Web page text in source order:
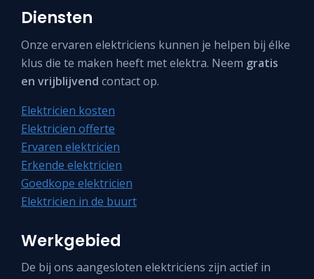
Diensten
Onze ervaren elektriciens kunnen je helpen bij élke
klus die te maken heeft met elektra. Neem gratis
en vrijblijvend contact op.
Elektricien kosten
Elektricien offerte
Ervaren elektricien
Erkende elektricien
Goedkope elektricien
Elektricien in de buurt
Werkgebied
De bij ons aangesloten elektriciens zijn actief in